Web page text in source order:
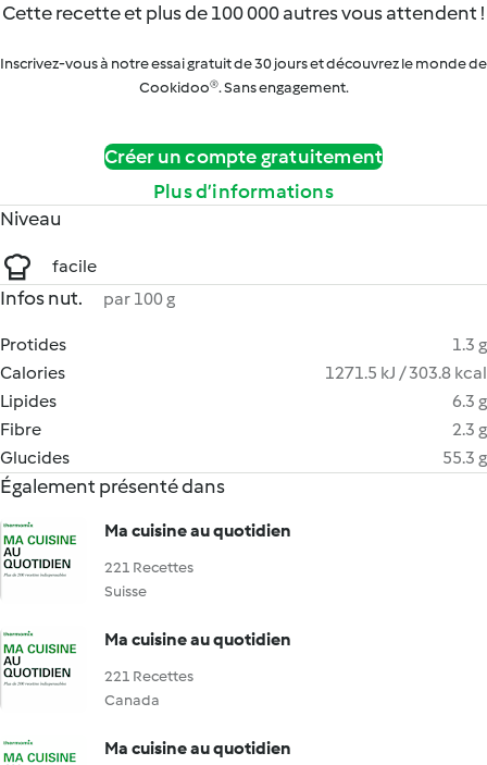
Cette recette et plus de 100 000 autres vous attendent !
Inscrivez-vous à notre essai gratuit de 30 jours et découvrez le monde de
Cookidoo®. Sans engagement.
Créer un compte gratuitement
Plus d’informations
Niveau
facile
Infos nut. par 100 g
Protides
1.3 g
Calories
1271.5 kJ / 303.8 kcal
Lipides
6.3 g
Fibre
2.3 g
Glucides
55.3 g
Également présenté dans
Ma cuisine au quotidien
221 Recettes
Suisse
Ma cuisine au quotidien
221 Recettes
Canada
Ma cuisine au quotidien